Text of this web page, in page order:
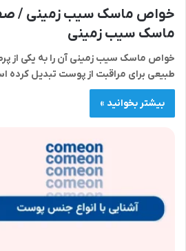
خواص ماسک سیب زمینی /
ماسک سیب زمینی
خواص ماسک سیب زمینی آن را به یکی از
طبیعی برای مراقبت از پوست تبدیل کرده
بیشتر بخوانید »